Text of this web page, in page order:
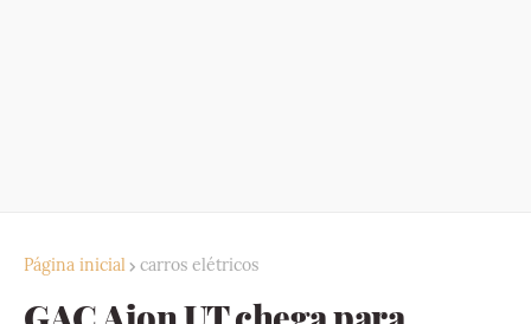
Página inicial carros elétricos